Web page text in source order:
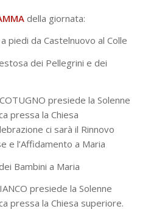
della giornata:
piedi da Castelnuovo al Colle
dei Pellegrini e dei
presiede la Solenne
pressa la Chiesa
ci sarà il Rinnovo
e l’Affidamento a Maria
Bambini a Maria
presiede la Solenne
pressa la Chiesa superiore.